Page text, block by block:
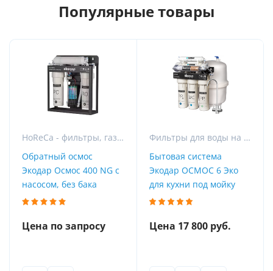
Популярные товары
HoReCa - фильтры, газация и розлив воды для гостиниц, ресторанов и кафе
Обратный осмос
Экодар Осмос 400 NG с
насосом, без бака
Цена по запросу
Фильтры для воды на кухню
Бытовая система
Экодар ОСМОС 6 Эко
для кухни под мойку
Цена 17 800 руб.